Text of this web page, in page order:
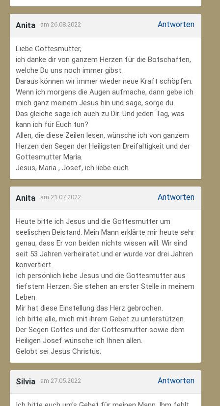
Anita am 26.08.2022 Antworten
Liebe Gottesmutter,
ich danke dir von ganzem Herzen für die Botschaften,
welche Du uns noch immer gibst.
Daraus können wir immer wieder neue Kraft schöpfen.
Wenn ich morgens die Augen aufmache, dann gebe ich
mich ganz meinem Jesus hin und sage, sorge du.
Das gleiche sage ich auch zu Dir. Und jeden Tag, was
kann ich für Euch tun?
Allen, die diese Zeilen lesen, wünsche ich von ganzem
Herzen den Segen der Heiligsten Dreifaltigkeit und der
Gottesmutter Maria.
Jesus, Maria , Josef, ich liebe euch.
Anita am 21.07.2022 Antworten
Heute bitte ich Jesus und die Gottesmutter um
seelischen Beistand. Mein Mann erklärte mir heute sehr
genau, dass Er von beiden nichts wissen will. Wir sind
seit 53 Jahren verheiratet und er wurde vor drei Jahren
konvertiert.
Ich persönlich liebe Jesus und die Gottesmutter aus
tiefstem Herzen. Sie stehen an erster Stelle in meinem
Leben.
Mir hat diese Einstellung das Herz gebrochen.
Ich bitte alle, mich mit ihrem Gebet zu unterstützen.
Der Segen Gottes und der Gottesmutter sowie dem
Heiligen Josef wünsche ich Ihnen allen.
Gelobt sei Jesus Christus.
Silvia am 27.05.2022 Antworten